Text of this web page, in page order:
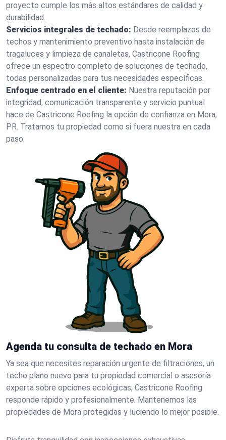
proyecto cumple los más altos estándares de calidad y
durabilidad.
Servicios integrales de techado: Desde reemplazos de
techos y mantenimiento preventivo hasta instalación de
tragaluces y limpieza de canaletas, Castricone Roofing
ofrece un espectro completo de soluciones de techado,
todas personalizadas para tus necesidades específicas.
Enfoque centrado en el cliente: Nuestra reputación por
integridad, comunicación transparente y servicio puntual
hace de Castricone Roofing la opción de confianza en Mora,
PR. Tratamos tu propiedad como si fuera nuestra en cada
paso.
Agenda tu consulta de techado en Mora
Ya sea que necesites reparación urgente de filtraciones, un
techo plano nuevo para tu propiedad comercial o asesoría
experta sobre opciones ecológicas, Castricone Roofing
responde rápido y profesionalmente. Mantenemos las
propiedades de Mora protegidas y luciendo lo mejor posible.